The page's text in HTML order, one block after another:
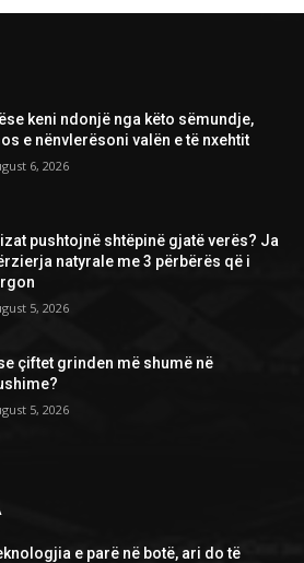
keni ndonjë nga këto sëmundje,
e nënvlerësoni valën e të nxehtit
6, 2026
pushtojnë shtëpinë gjatë verës? Ja
natyrale me 3 përbërës që i
5, 2026
çiftet grinden më shumë në
5, 2026
e parë në botë, ari do të